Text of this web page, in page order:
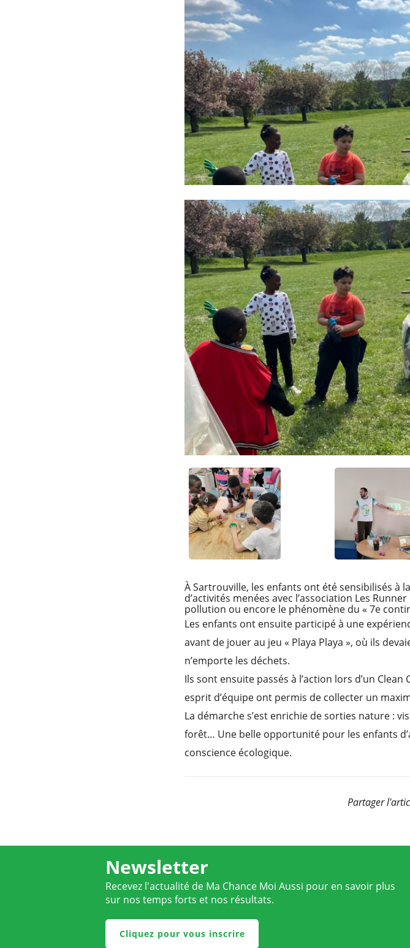
À Sartrouville, les enfants ont été sensibilisés à
d’activités menées avec l’association Les
pollution ou encore le phénomène du « 7e
Les enfants ont ensuite participé à une
avant de jouer au jeu « Playa Playa », où ils
n’emporte les déchets.
Ils sont ensuite passés à l’action lors d’un
esprit d’équipe ont permis de collecter un
La démarche s’est enrichie de sorties nature :
forêt… Une belle opportunité pour les enfants
conscience écologique.
Partager
Newsletter
Recevez l'actualité de Ma Chance Moi Aussi pour en savoir plus
sur nos temps forts et nos résultats.
Cliquez pour vous inscrire